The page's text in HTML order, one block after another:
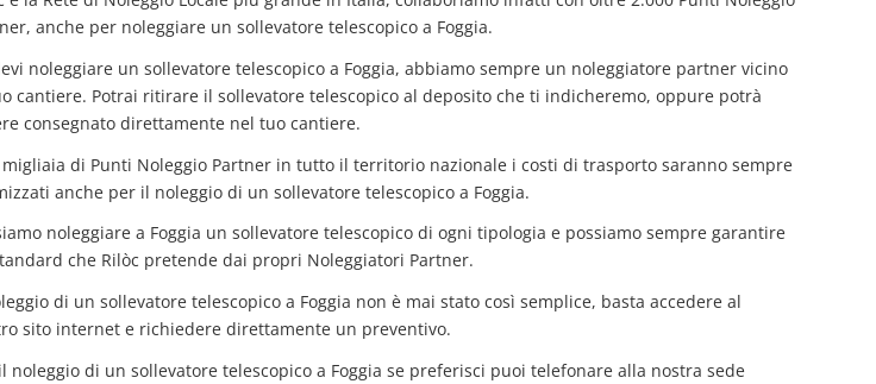
anche per noleggiare un sollevatore telescopico a Foggia.
noleggiare un sollevatore telescopico a Foggia, abbiamo sempre un noleggiatore partner vicino
cantiere. Potrai ritirare il sollevatore telescopico al deposito che ti indicheremo, oppure potrà
consegnato direttamente nel tuo cantiere.
migliaia di Punti Noleggio Partner in tutto il territorio nazionale i costi di trasporto saranno sempre
anche per il noleggio di un sollevatore telescopico a Foggia.
noleggiare a Foggia un sollevatore telescopico di ogni tipologia e possiamo sempre garantire
che Rilòc pretende dai propri Noleggiatori Partner.
di un sollevatore telescopico a Foggia non è mai stato così semplice, basta accedere al
sito internet e richiedere direttamente un preventivo.
noleggio di un sollevatore telescopico a Foggia se preferisci puoi telefonare alla nostra sede